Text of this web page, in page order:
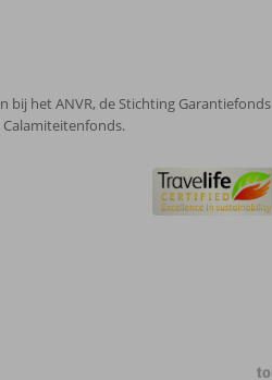
bij het ANVR, de Stichting Garantiefonds
Calamiteitenfonds.